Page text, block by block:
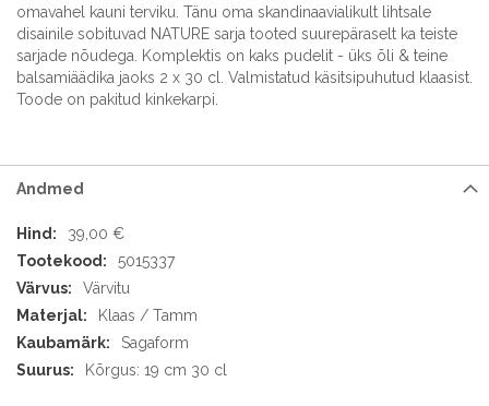
omavahel kauni terviku. Tänu oma skandinaavialikult lihtsale
disainile sobituvad NATURE sarja tooted suurepäraselt ka teiste
sarjade nõudega. Komplektis on kaks pudelit - üks õli & teine
balsamiäädika jaoks 2 x 30 cl. Valmistatud käsitsipuhutud klaasist.
Toode on pakitud kinkekarpi.
Andmed
Andmed39,00 €
5015337
Värvitu
Klaas / Tamm
Sagaform
Kõrgus: 19 cm 30 cl